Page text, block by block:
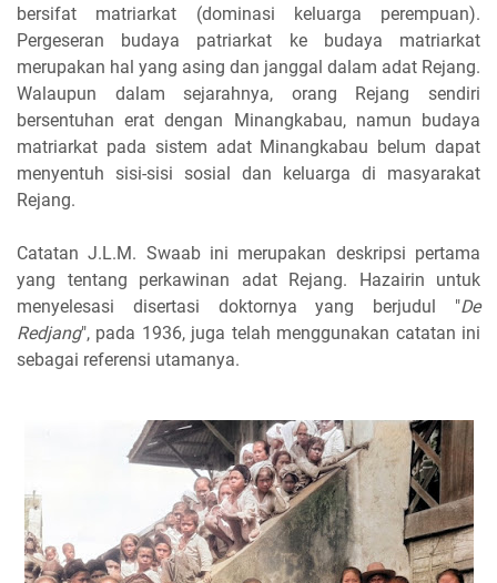
bersifat matriarkat (dominasi keluarga perempuan).
Pergeseran budaya patriarkat ke budaya matriarkat
merupakan hal yang asing dan janggal dalam adat Rejang.
Walaupun dalam sejarahnya, orang Rejang sendiri
bersentuhan erat dengan Minangkabau, namun budaya
matriarkat pada sistem adat Minangkabau belum dapat
menyentuh sisi-sisi sosial dan keluarga di masyarakat
Rejang.
Catatan J.L.M. Swaab ini merupakan deskripsi pertama
yang tentang perkawinan adat Rejang. Hazairin untuk
menyelesasi disertasi doktornya yang berjudul "De
Redjang", pada 1936, juga telah menggunakan catatan ini
sebagai referensi utamanya.